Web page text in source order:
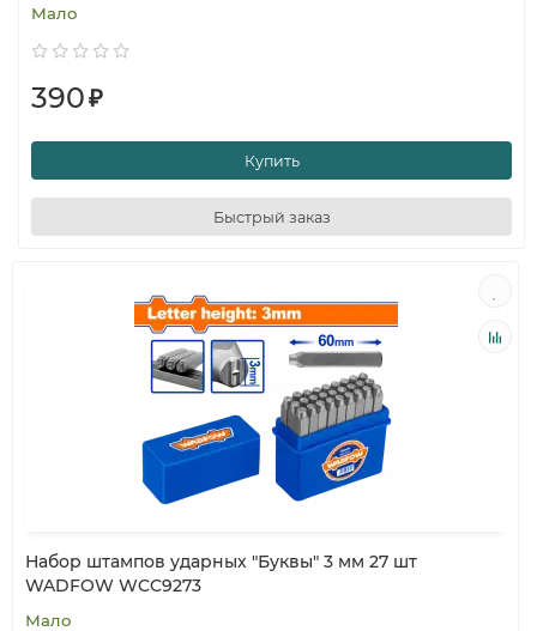
Мало
390₽
Купить
Быстрый заказ
Набор штампов ударных "Буквы" 3 мм 27 шт
WADFOW WCC9273
Мало